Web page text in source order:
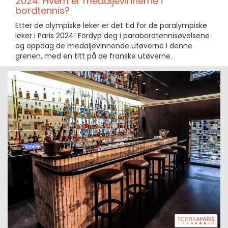
bordtennis?
Etter de olympiske leker er det tid for de paralympiske
leker i Paris 2024! Fordyp deg i parabordtennisøvelsene
og oppdag de medaljevinnende utøverne i denne
grenen, med en titt på de franske utøverne.